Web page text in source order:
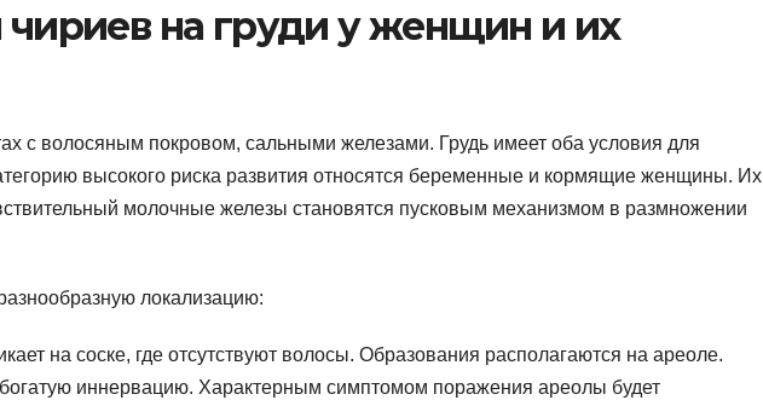
на груди у женщин и их
с волосяным покровом, сальными железами. Грудь имеет оба условия для
высокого риска развития относятся беременные и кормящие женщины. Их
молочные железы становятся пусковым механизмом в размножении
локализацию:
на соске, где отсутствуют волосы. Образования располагаются на ареоле.
иннервацию. Характерным симптомом поражения ареолы будет